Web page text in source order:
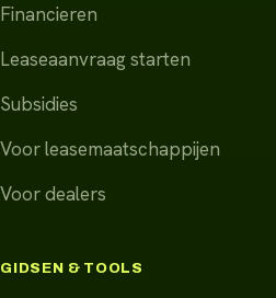
Financieren
Leaseaanvraag starten
Subsidies
Voor leasemaatschappijen
Voor dealers
GIDSEN & TOOLS